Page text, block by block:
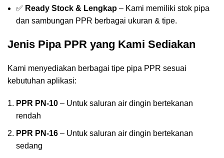
✅ Ready Stock & Lengkap – Kami memiliki stok pipa
dan sambungan PPR berbagai ukuran & tipe.
Jenis Pipa PPR yang Kami Sediakan
Kami menyediakan berbagai tipe pipa PPR sesuai
kebutuhan aplikasi:
PPR PN-10 – Untuk saluran air dingin bertekanan
rendah
PPR PN-16 – Untuk saluran air dingin bertekanan
sedang